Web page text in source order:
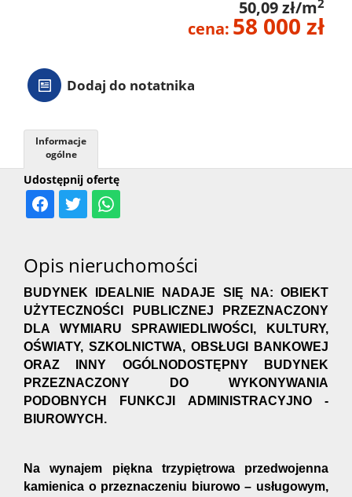
50,09 zł/m2
cena: 58 000 zł
Dodaj do notatnika
Udostępnij ofertę
Informacje
ogólne
Opis nieruchomości
BUDYNEK IDEALNIE NADAJE SIĘ NA: OBIEKT
UŻYTECZNOŚCI PUBLICZNEJ PRZEZNACZONY
DLA WYMIARU SPRAWIEDLIWOŚCI, KULTURY,
OŚWIATY, SZKOLNICTWA, OBSŁUGI BANKOWEJ
ORAZ INNY OGÓLNODOSTĘPNY BUDYNEK
PRZEZNACZONY DO WYKONYWANIA
PODOBNYCH FUNKCJI ADMINISTRACYJNO -
BIUROWYCH.
Na wynajem piękna trzypiętrowa przedwojenna
kamienica o przeznaczeniu biurowo – usługowym,